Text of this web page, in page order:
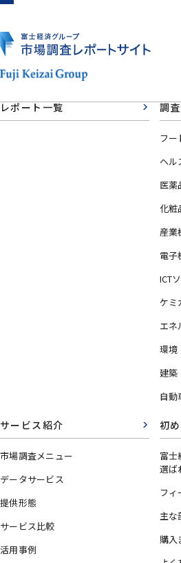
レポート一覧 調
フー
ヘル
医薬
化粧
産業
電子
ICT
ケミ
エネ
環境
建築
自動
サービス紹介
市場調査メニュー
データサービス
提供形態
サービス比較
活用事例
初
富士
選ば
フィ
主な
購入